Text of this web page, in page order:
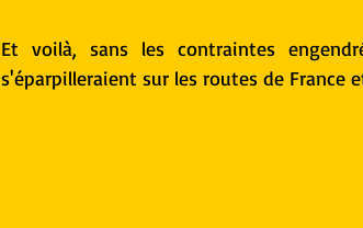
Et voilà, sans les contraintes
s'éparpilleraient sur les routes de France